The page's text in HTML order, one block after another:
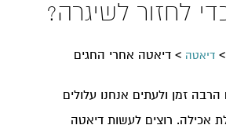
לחזור לשיגרה?
>דיאטה אחרי החגים
זמן ולעתים אנחנו עלולים
רוצים לעשות דיאטה